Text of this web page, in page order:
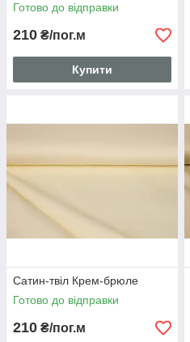
Готово до відправки
210 ₴/пог.м
Купити
Сатин-твіл Крем-брюле
Готово до відправки
210 ₴/пог.м